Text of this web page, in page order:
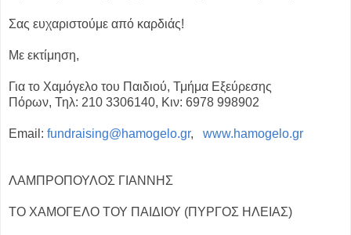
Σας ευχαριστούμε από καρδιάς!
Με εκτίμηση,
Για το Χαμόγελο του Παιδιού, Τμήμα Εξεύρεσης
Πόρων, Τηλ: 210 3306140, Κιν: 6978 998902
Email: fundraising@hamogelo.gr, www.hamogelo.gr
ΛΑΜΠΡΟΠΟΥΛΟΣ ΓΙΑΝΝΗΣ
ΤΟ ΧΑΜΟΓΕΛΟ ΤΟΥ ΠΑΙΔΙΟΥ (ΠΥΡΓΟΣ ΗΛΕΙΑΣ)